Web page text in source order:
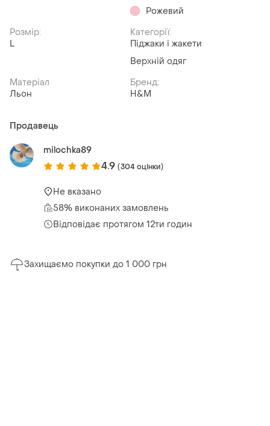
Рожевий
Розмір:
L
Категорії:
Піджаки і жакети
Верхній одяг
Матеріал
Льон
Бренд:
H&M
Продавець
milochka89
4.9 (304 оцінки)
Не вказано
58% виконаних замовлень
Відповідає протягом 12ти годин
Захищаємо покупки до 1 000 грн